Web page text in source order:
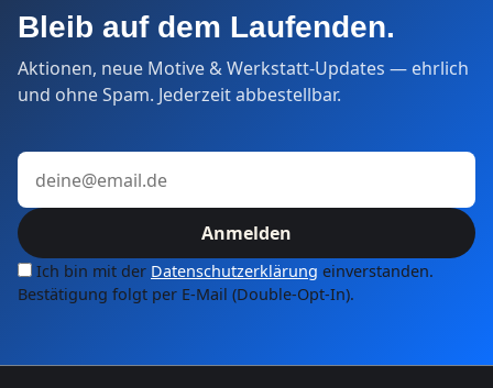
Bleib auf dem Laufenden.
Aktionen, neue Motive & Werkstatt-Updates — ehrlich
und ohne Spam. Jederzeit abbestellbar.
E-Mail-Adresse
Anmelden
Ich bin mit der Datenschutzerklärung einverstanden.
Bestätigung folgt per E-Mail (Double-Opt-In).